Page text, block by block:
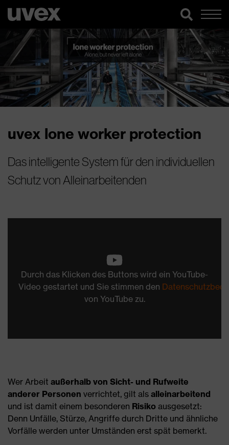
uvex lone worker protection
Das intelligente System für den individuellen
Schutz von Alleinarbeitenden
Durch das Klicken des Buttons wird ein YouTube-
Video gestartet und Sie stimmen den
von YouTube zu.
Wer Arbeit außerhalb von Sicht- und Rufweite
anderer Personen verrichtet, gilt als alleinarbeitend
und ist damit einem besonderen Risiko ausgesetzt:
Denn Unfälle, Stürze, Angriffe durch Dritte und ähnliche
Vorfälle werden unter Umständen erst spät bemerkt.